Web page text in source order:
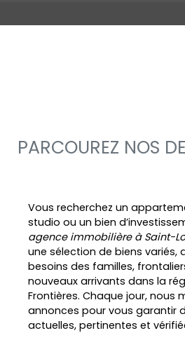
PARCOUREZ NOS
Vous recherchez un
studio ou un bien
agence immobilière à Saint-
une sélection de biens variés,
besoins des familles,
nouveaux arrivants dans la
Frontières. Chaque jour, nous
annonces pour vous garantir
actuelles, pertinentes et